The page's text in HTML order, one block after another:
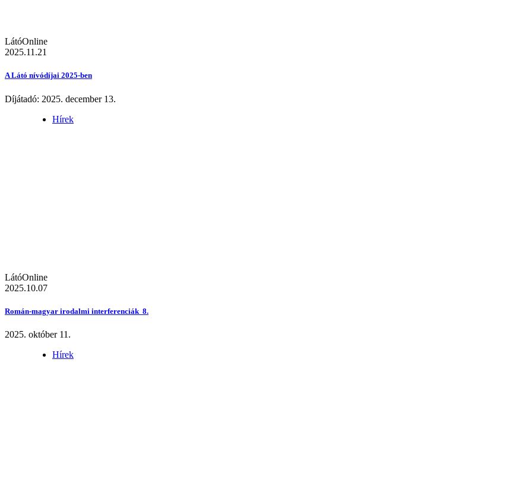
LátóOnline
2025.11.21
A Látó nívódíjai 2025-ben
Díjátadó: 2025. december 13.
Hírek
LátóOnline
2025.10.07
Román-magyar irodalmi interferenciák 8.
2025. október 11.
Hírek